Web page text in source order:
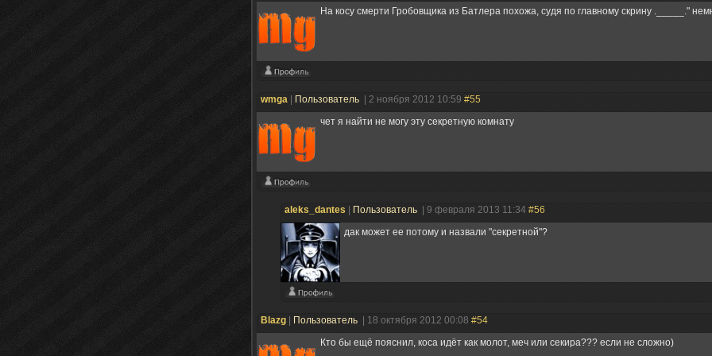
На косу смерти Гробовщика из Батлера похожа, судя по главному скрину ._____."
wmga Пользователь | 2 ноября 2012 10:59 #55
чет я найти не могу эту секретную комнату
aleks_dantes Пользователь | 9 февраля 2013 11:34 #56
дак может ее потому и назвали "секретной"?
Blazg Пользователь | 18 октября 2012 00:08 #54
Кто бы ещё пояснил, коса идёт как молот, меч или секира??? если не сложно)